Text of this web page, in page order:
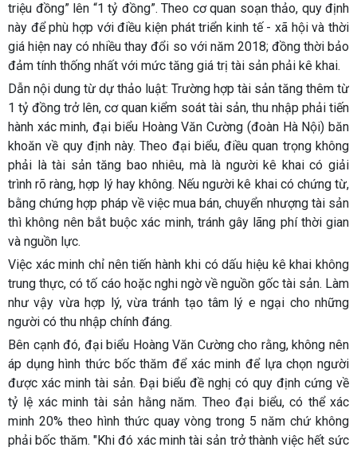
triệu đồng” lên “1 tỷ đồng”. Theo cơ quan soạn thảo, quy định
này để phù hợp với điều kiện phát triển kinh tế - xã hội và thời
giá hiện nay có nhiều thay đổi so với năm 2018; đồng thời bảo
đảm tính thống nhất với mức tăng giá trị tài sản phải kê khai.
Dẫn nội dung từ dự thảo luật: Trường hợp tài sản tăng thêm từ
1 tỷ đồng trở lên, cơ quan kiểm soát tài sản, thu nhập phải tiến
hành xác minh, đại biểu Hoàng Văn Cường (đoàn Hà Nội) băn
khoăn về quy định này. Theo đại biểu, điều quan trọng không
phải là tài sản tăng bao nhiêu, mà là người kê khai có giải
trình rõ ràng, hợp lý hay không. Nếu người kê khai có chứng từ,
bằng chứng hợp pháp về việc mua bán, chuyển nhượng tài sản
thì không nên bắt buộc xác minh, tránh gây lãng phí thời gian
và nguồn lực.
Việc xác minh chỉ nên tiến hành khi có dấu hiệu kê khai không
trung thực, có tố cáo hoặc nghi ngờ về nguồn gốc tài sản. Làm
như vậy vừa hợp lý, vừa tránh tạo tâm lý e ngại cho những
người có thu nhập chính đáng.
Bên cạnh đó, đại biểu Hoàng Văn Cường cho rằng, không nên
áp dụng hình thức bốc thăm để xác minh để lựa chọn người
được xác minh tài sản. Đại biểu đề nghị có quy định cứng về
tỷ lệ xác minh tài sản hằng năm. Theo đại biểu, có thể xác
minh 20% theo hình thức quay vòng trong 5 năm chứ không
phải bốc thăm. "Khi đó xác minh tài sản trở thành việc hết sức